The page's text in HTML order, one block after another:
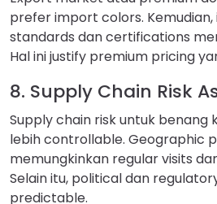
prefer import colors.
standards dan certifications
Hal ini justify premium pricing
8. Supply Chain Risk
Supply chain risk untuk benang
lebih controllable. Geographic
memungkinkan regular visits
Selain itu, political dan
predictable.